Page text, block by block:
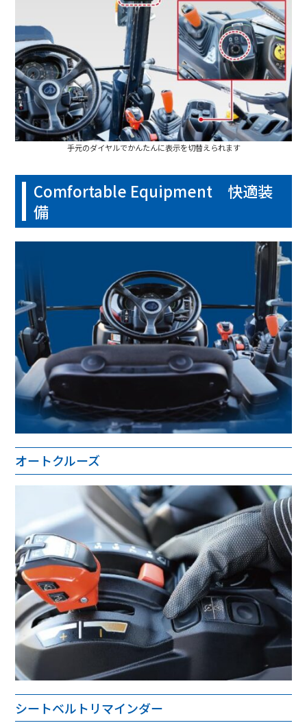
手元のダイヤルでかんたんに表示を切替えられます
Comfortable Equipment 快適装
備
オートクルーズ
シートベルトリマインダー